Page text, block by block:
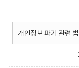
개인정보 파기 관련